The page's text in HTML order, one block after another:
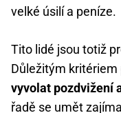
velké úsilí a peníze.
Tito lidé jsou totiž
Důležitým
vyvolat pozdvižení
řadě se umět